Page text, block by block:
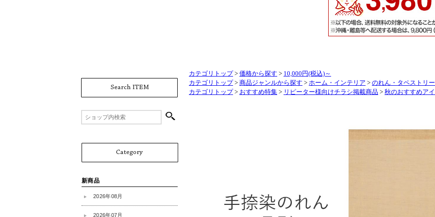
カテゴリトップ > 価格から探す > 10,000円(税込)～
カテゴリトップ > 商品ジャンルから探す > ホーム・インテリア > のれん・タペストリー
カテゴリトップ > おすすめ特集 > リピーター様向けチラシ掲載商品 > 秋のおすすめア